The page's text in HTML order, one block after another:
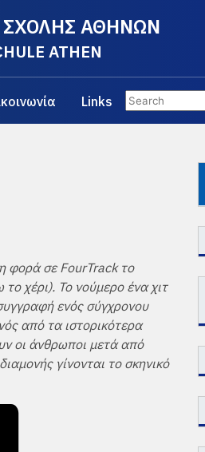
ΑΘΗΝΩΝ
ATHEN
Links
φορά σε FourTrack το
χέρι). Το νούμερο ένα χιτ
ενός σύγχρονου
από τα ιστορικότερα
οι άνθρωποι μετά από
γίνονται το σκηνικό